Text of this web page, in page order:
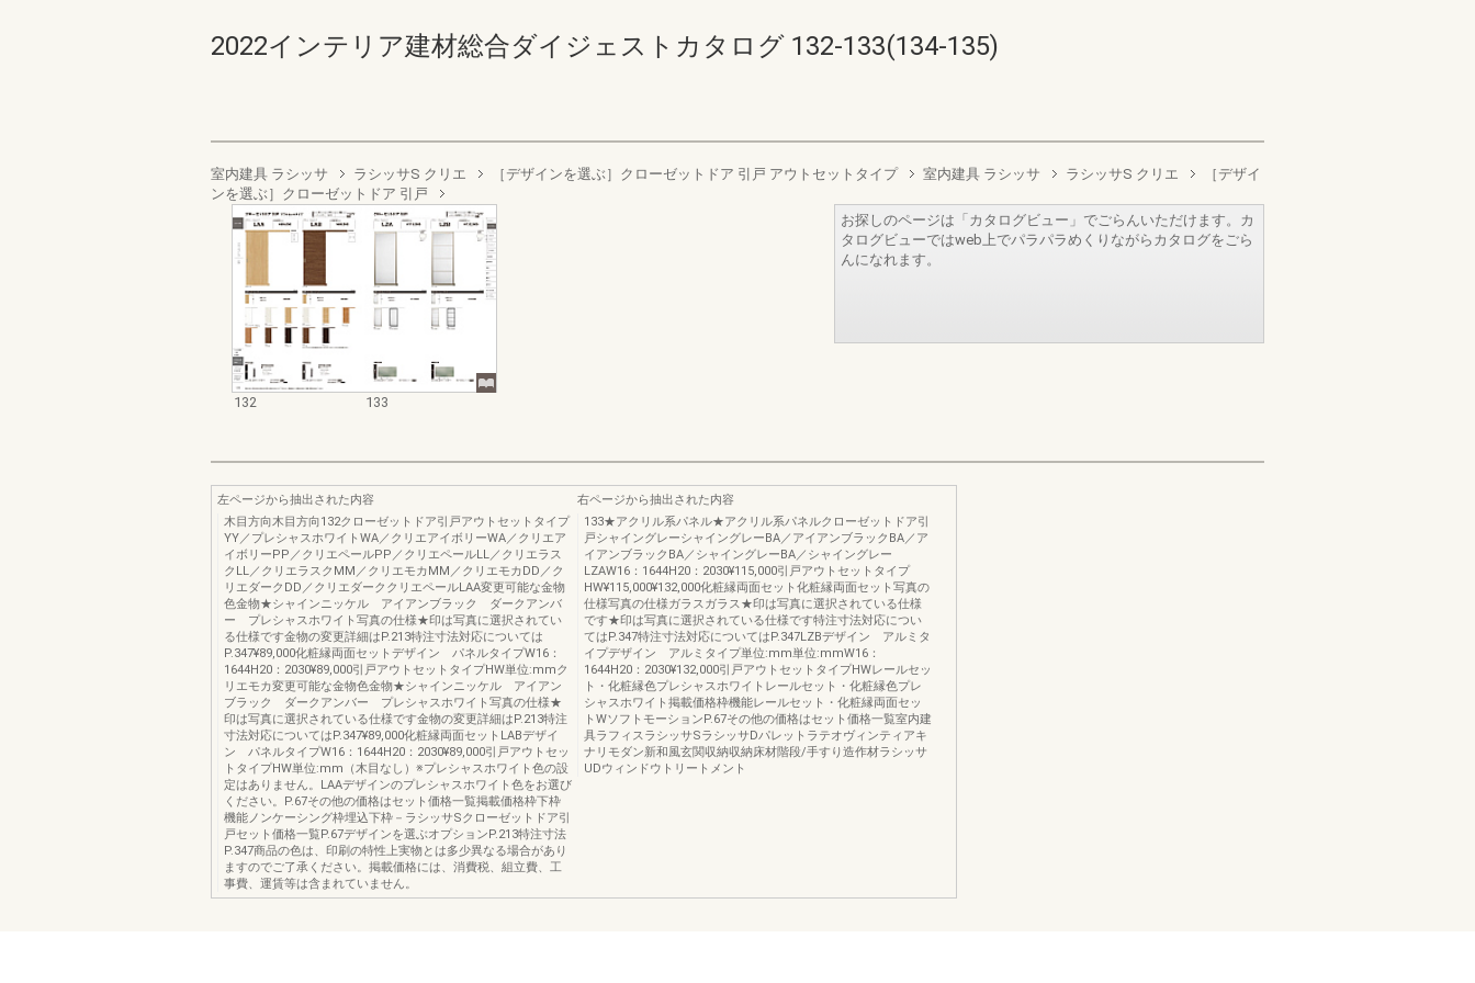
2022インテリア建材総合ダイジェストカタログ 132-133(134-135)
室内建具 ラシッサ ラシッサS クリエ ［デザインを選ぶ］クローゼットドア 引戸 アウトセットタイプ 室内建具 ラシッサ ラシッサS クリエ
［デザイ
ンを選ぶ］クローゼットドア 引戸
132 133
お探しのページは「カタログビュー」でごらんいただけます。カ
タログビューではweb上でパラパラめくりながらカタログをごら
んになれます。
左ページから抽出された内容
木目方向木目方向132クローゼットドア引戸アウトセットタイプ
YY／プレシャスホワイトWA／クリエアイボリーWA／クリエア
イボリーPP／クリエペールPP／クリエペールLL／クリエラス
クLL／クリエラスクMM／クリエモカMM／クリエモカDD／ク
リエダークDD／クリエダーククリエペールLAA変更可能な金物
色金物★シャインニッケル アイアンブラック ダークアンバ
ー プレシャスホワイト写真の仕様★印は写真に選択されてい
る仕様です金物の変更詳細はP.213特注寸法対応については
P.347¥89,000化粧縁両面セットデザイン パネルタイプW16：
1644H20：2030¥89,000引戸アウトセットタイプHW単位:mmク
リエモカ変更可能な金物色金物★シャインニッケル アイアン
ブラック ダークアンバー プレシャスホワイト写真の仕様★
印は写真に選択されている仕様です金物の変更詳細はP.213特注
寸法対応についてはP.347¥89,000化粧縁両面セットLABデザイ
ン パネルタイプW16：1644H20：2030¥89,000引戸アウトセッ
トタイプHW単位:mm（木目なし）※プレシャスホワイト色の設
定はありません。LAAデザインのプレシャスホワイト色をお選び
ください。P.67その他の価格はセット価格一覧掲載価格枠下枠
機能ノンケーシング枠埋込下枠－ラシッサSクローゼットドア引
戸セット価格一覧P.67デザインを選ぶオプションP.213特注寸法
P.347商品の色は、印刷の特性上実物とは多少異なる場合があり
ますのでご了承ください。掲載価格には、消費税、組立費、工
事費、運賃等は含まれていません。
右ページから抽出された内容
133★アクリル系パネル★アクリル系パネルクローゼットドア引
戸シャイングレーシャイングレーBA／アイアンブラックBA／ア
イアンブラックBA／シャイングレーBA／シャイングレー
LZAW16：1644H20：2030¥115,000引戸アウトセットタイプ
HW¥115,000¥132,000化粧縁両面セット化粧縁両面セット写真の
仕様写真の仕様ガラスガラス★印は写真に選択されている仕様
です★印は写真に選択されている仕様です特注寸法対応につい
てはP.347特注寸法対応についてはP.347LZBデザイン アルミタ
イプデザイン アルミタイプ単位:mm単位:mmW16：
1644H20：2030¥132,000引戸アウトセットタイプHWレールセッ
ト・化粧縁色プレシャスホワイトレールセット・化粧縁色プレ
シャスホワイト掲載価格枠機能レールセット・化粧縁両面セッ
トWソフトモーションP.67その他の価格はセット価格一覧室内建
具ラフィスラシッサSラシッサDパレットラテオヴィンティアキ
ナリモダン新和風玄関収納収納床材階段/手すり造作材ラシッサ
UDウィンドウトリートメント